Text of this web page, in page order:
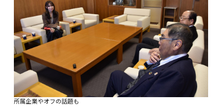
所属企業やオフの話題も